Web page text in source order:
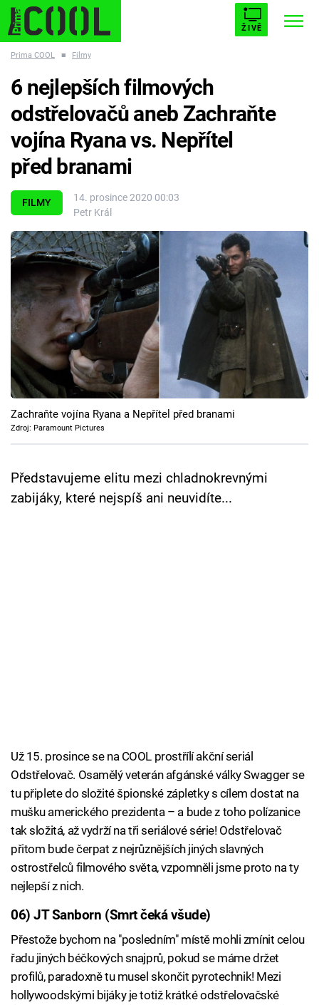
ŽIVĚ
ESCAPE PLNEJ KOTEL AVENGERS 5
Témata
Filmy
Seriály
Hry
Cool Esport
Pořady
TV Program
Přihlášení
Prima COOL ■ Filmy
FILMY
14. prosince 2020 00:03
Petr Král
6 nejlepších filmových
odstřelovačů aneb Zachraňte
vojína Ryana vs. Nepřítel
před branami
Zachraňte vojína Ryana a Nepřítel před branami
Zdroj: Paramount Pictures
Představujeme elitu mezi chladnokrevnými
zabijáky, které nejspíš ani neuvidíte...
Už 15. prosince se na COOL prostřílí akční seriál
Odstřelovač. Osamělý veterán afgánské války Swagger se
tu připlete do složité špionské zápletky s cílem dostat na
mušku amerického prezidenta – a bude z toho polízanice
tak složitá, až vydrží na tři seriálové série! Odstřelovač
přitom bude čerpat z nejrůznějších jiných slavných
ostrostřelců filmového světa, vzpomněli jsme proto na ty
nejlepší z nich.
06) JT Sanborn (Smrt čeká všude)
Přestože bychom na "posledním" místě mohli zmínit celou
řadu jiných béčkových snajprů, pokud se máme držet
profilů, paradoxně tu musel skončit pyrotechnik! Mezi
hollywoodskými bijáky je totiž krátké odstřelovačské